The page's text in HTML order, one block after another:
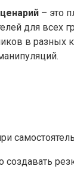
– это
для всех
в разных